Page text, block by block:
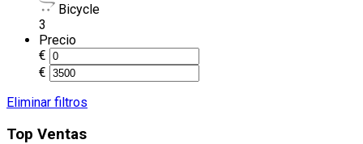
Bicycle
3
Precio
€
€
Eliminar filtros
Top Ventas